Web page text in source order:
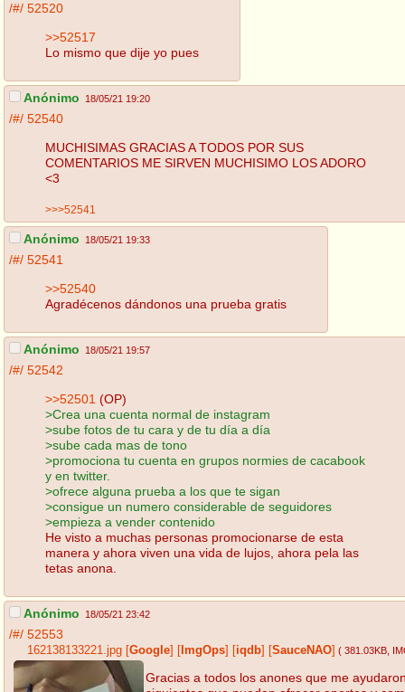
/#/ 52520
>>52517
Lo mismo que dije yo pues
Anónimo 18/05/21 19:20
/#/ 52540
MUCHISIMAS GRACIAS A TODOS POR SUS
COMENTARIOS ME SIRVEN MUCHISIMO LOS ADORO
<3
>>>52541
Anónimo 18/05/21 19:33
/#/ 52541
>>52540
Agradécenos dándonos una prueba gratis
Anónimo 18/05/21 19:57
/#/ 52542
>>52501 (OP)
>Crea una cuenta normal de instagram
>sube fotos de tu cara y de tu día a día
>sube cada mas de tono
>promociona tu cuenta en grupos normies de cacabook
y en twitter.
>ofrece alguna prueba a los que te sigan
>consigue un numero considerable de seguidores
>empieza a vender contenido
He visto a muchas personas promocionarse de esta
manera y ahora viven una vida de lujos, ahora pela las
tetas anona.
Anónimo 18/05/21 23:42
/#/ 52553
162138133221.jpg Google ImgOps iqdb SauceNAO ( 381.03KB ,
Gracias a todos los anones que me